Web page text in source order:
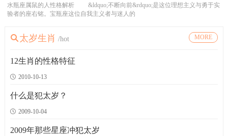
水瓶座属鼠的人性格解析
&ldquo;不断向前&rdquo;是这位理想主义与勇于实
验者的座右铭。宝瓶座这位自我主义者与迷人的
摩羯座属鼠的人性格解析
2177次
者冀望统治群众，这两种属座极易配合。摩羯座肖
射手座属鼠的人性格解析
天蝎座属鼠的人性格解析
摩羯座属牛的人性格解析
摩羯座肖牛的人是彻底地思想保守者，他既坚定
不移又迟钝缓慢，既顽固又犹豫不决，摩羯肖牛者
水瓶座属牛的人性格解析
2007次
他们不肯折衷妥协，将注定一生在挣扎奋斗中。肖
处女座属牛的人性格解析
双鱼座属牛的人性格解析
属虎巨蟹座性格属虎者基本上斗志旺盛，而巨蟹座敏感、情绪化且倾向忧郁藏
于巨蟹身中的老虎却总吼着&ldquo;我要我的独
属虎双子座性格
1932次
聪慧富活力者就此产生。 双子座从不停止无目
属虎金牛座性格金牛座属虎者是脚踏实地的虎，唯一能四足着地而头脑清醒的
属虎白羊座性格
属兔之人最好的出生时辰
生于子时，23:00~01:00迎新送旧，一片生机。
生于丑时，01:00~03:00必是远乡客，时有不
属兔人出生月的命运，属兔的几月出生最好
1942次
是新春之际，本该欢乐愉快，但兔人生于这个
四个字总结属兔男人的性格：淡漠疏离
属兔的人如何在职场上必胜
力量与锋刃的结合产生了具有粗暴、精力与过度机巧的肖龙金牛座。没有人会
说他们对金牛座肖龙者&ldquo;只是感觉尚可&ldquo
天蝎座属龙的人性格解析
1845次
强化。他们有野心、有深厚的个人魅力，并且知道如
天秤座是天生的操纵者，肖龙的人则有强烈倾向。天秤座遇事力求平衡，肖龙
狮子座属龙的人性格解析
白羊座肖蛇者具有火爆性格，他们是以暴制暴的最佳典范。白羊肖蛇者常受内
心的冲突激荡所苦，白羊座者总是要往外冲找事做或
天秤座属蛇的人性格解析
1755次
的组合，他们不但有令人无法抵抗的吸引力，而且既
这位思虑深刻的人显得相当显眼而优雅，但这只是表面而已。在其内心深处 各
射手座属蛇的人性格解析
肖马的狮子座是胜利者，他不畏困阻不惧敌对;他们在生活中追求的是全力以
赴，在鼓励的气氛中努力不断超越自己。一旦他知道自
白羊座属马的人性格解析
1715次
质是其无尽的热心，某种迷人的天真与纯粹的精力。
肖马者能为罗曼蒂克的情感放弃一切也包括自尊，只为了追求爱情。巨蟹与肖
天蝎座属马的人性格解析
属羊人的爱情保鲜秘籍两个人相爱久了，难免会厌倦，彼此之间虽然相互
了解了，也渡过了磨合期，可是也将进入了平淡无
属羊的人除夕夜需要注意什么
1685次
(女士)。 生肖羊在除夕这一天的运势
男属羊的VS女属猪的：如果你温柔一点，她是可以忍受的，婚姻还能和谐。
属羊的人和属狗的人配吗
生肖猴恋爱智商降低度【生肖猴】 属猴的女性一旦恋爱上，就会患得
患失，越是爱对方就会越在乎对方，弄得对自
生肖猴最优质的情侣组合
1700次
的生肖人士成为你的情侣，那么你们二人往往属
生肖猴配什么生肖最完美
向生肖属猴的男女推荐香水
1969己酉鸡年生：报晓之鸡
为人心灵性巧，机谋出众，祖业难得，六亲难
靠，奋发有为，不怕风霜，几番苦斗，终能白手成
1993癸酉鸡年生：栖宿之鸡
1605次
官近贵，人细志大，一生事业如同燕鸟筑巢，祖业
属鸡人的五行性格命运分析
属鸡的人为何会失恋
给属相为狗的心灵鸡汤【生肖狗】 属狗的人基本上天真烂漫，很童
真，活在自己的世界中自得其乐，讨厌麻烦，甚
生肖狗战胜情敌的秘诀
1539次
直，跟肖马人一样都属于性情率直之人，爱恨分
生肖狗恋爱智商降低度
生肖属狗的夫妻间和睦相处学问
猪宝宝取名字大全-猪宝宝起名猪的形象一般都和柔顺、踏实、真诚等词语
相关。亥是十二生肖的最后一位，若以一天的时表
适合猪年生人的植物精油
1492次
格的人不同的调节功效。所以，不管是不拘一格的
处女座属猪的人性格解析
天秤座属猪的人性格解析
太岁生肖 /hot MORE
12生肖的性格特征
2010-10-13
什么是犯太岁？
2009-10-04
2009年那些星座冲犯太岁